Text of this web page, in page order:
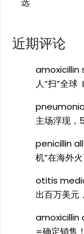
近期评论
人“扫”全
主场浮现，
penicillin
机”在海外火
otitis
出百万美元
=确定销售